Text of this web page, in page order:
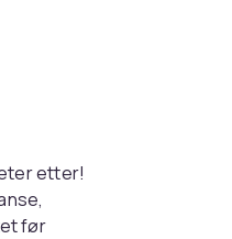
etter!
før